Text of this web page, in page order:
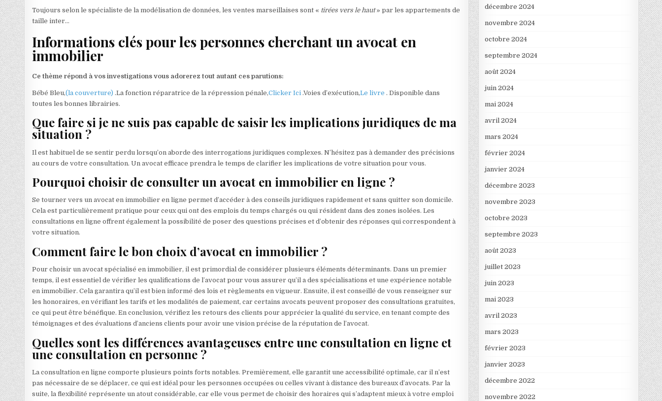
Toujours selon le spécialiste de la modélisation de données, les ventes marseillaises sont « tirées vers le haut» par les appartements de
taille inter…
Informations clés pour les personnes cherchant un avocat en
immobilier
Ce thème répond à vos investigations vous adorerez tout autant ces parutions:
Bébé Bleu,(la couverture) .La fonction réparatrice de la répression pénale,Clicker Ici .Voies d’exécution,Le livre . Disponible dans
toutes les bonnes librairies.
Que faire si je ne suis pas capable de saisir les implications juridiques de ma
situation ?
Il est habituel de se sentir perdu lorsqu’on aborde des interrogations juridiques complexes. N’hésitez pas à demander des précisions
au cours de votre consultation. Un avocat efficace prendra le temps de clarifier les implications de votre situation pour vous.
Pourquoi choisir de consulter un avocat en immobilier en ligne ?
Se tourner vers un avocat en immobilier en ligne permet d’accéder à des conseils juridiques rapidement et sans quitter son domicile.
Cela est particulièrement pratique pour ceux qui ont des emplois du temps chargés ou qui résident dans des zones isolées. Les
consultations en ligne offrent également la possibilité de poser des questions précises et d’obtenir des réponses qui correspondent à
votre situation.
Comment faire le bon choix d’avocat en immobilier ?
Pour choisir un avocat spécialisé en immobilier, il est primordial de considérer plusieurs éléments déterminants. Dans un premier
temps, il est essentiel de vérifier les qualifications de l’avocat pour vous assurer qu’il a des spécialisations et une expérience notable
en immobilier. Cela garantira qu’il est bien informé des lois et règlements en vigueur. Ensuite, il est conseillé de vous renseigner sur
les honoraires, en vérifiant les tarifs et les modalités de paiement, car certains avocats peuvent proposer des consultations gratuites,
ce qui peut être bénéfique. En conclusion, vérifiez les retours des clients pour apprécier la qualité du service, en tenant compte des
témoignages et des évaluations d’anciens clients pour avoir une vision précise de la réputation de l’avocat.
Quelles sont les différences avantageuses entre une consultation en ligne et
une consultation en personne ?
La consultation en ligne comporte plusieurs points forts notables. Premièrement, elle garantit une accessibilité optimale, car il n’est
pas nécessaire de se déplacer, ce qui est idéal pour les personnes occupées ou celles vivant à distance des bureaux d’avocats. Par la
suite, la flexibilité représente un atout considérable, car elle vous permet de choisir des horaires qui s’adaptent mieux à votre emploi
décembre 2024
novembre 2024
octobre 2024
septembre 2024
août 2024
juin 2024
mai 2024
avril 2024
mars 2024
février 2024
janvier 2024
décembre 2023
novembre 2023
octobre 2023
septembre 2023
août 2023
juillet 2023
juin 2023
mai 2023
avril 2023
mars 2023
février 2023
janvier 2023
décembre 2022
novembre 2022